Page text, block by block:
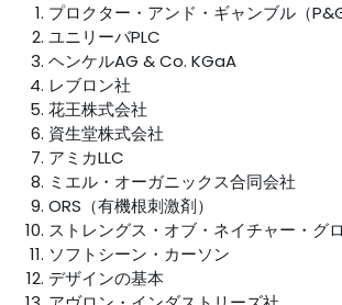
プロクター・アンド・ギャンブル（
ユニリーバPLC
ヘンケルAG & Co. KGaA
レブロン社
花王株式会社
資生堂株式会社
アミカLLC
ミエル・オーガニックス合同会社
ORS（有機根刺激剤）
ストレングス・オブ・ネイチャー・グ
ソフトシーン・カーソン
デザインの基本